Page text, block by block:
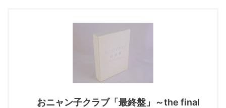
おニャン子クラブ「最終盤」～the final